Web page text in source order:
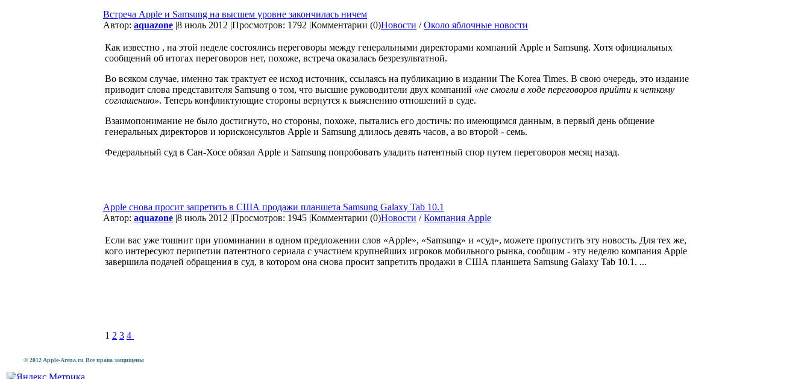
Встреча Apple и Samsung на высшем уровне закончилась ничем
Автор: aquazone |8 июль 2012 |Просмотров: 1792 |Комментарии (0)Новости /Около яблочные новости
Как известно , на этой неделе состоялись переговоры между генеральными директорами компаний Apple и Samsung. Хотя официальных
сообщений об итогах переговоров нет, похоже, встреча оказалась безрезультатной.
Во всяком случае, именно так трактует ее исход источник, ссылаясь на публикацию в издании The Korea Times. В свою очередь, это издание
приводит слова представителя Samsung о том, что высшие руководители двух компаний «не смогли в ходе переговоров прийти к четкому
соглашению». Теперь конфликтующие стороны вернутся к выяснению отношений в суде.
Взаимопонимание не было достигнуто, но стороны, похоже, пытались его достичь: по имеющимся данным, в первый день общение
генеральных директоров и юрисконсультов Apple и Samsung длилось девять часов, а во второй - семь.
Федеральный суд в Сан-Хосе обязал Apple и Samsung попробовать уладить патентный спор путем переговоров месяц назад.
Apple снова просит запретить в США продажи планшета Samsung Galaxy Tab 10.1
Автор: aquazone |8 июль 2012 |Просмотров: 1945 |Комментарии (0)Новости /Компания Apple
Если вас уже тошнит при упоминании в одном предложении слов «Apple», «Samsung» и «суд», можете пропустить эту новость. Для тех же,
кого интересуют перипетии патентного сериала с участием крупнейших игроков мобильного рынка, сообщим - эту неделю компания Apple
завершила подачей обращения в суд, в котором она снова просит запретить продажи в США планшета Samsung Galaxy Tab 10.1. ...
1 2 3 4
© 2012 Apple-Arena.ru Все права защищены